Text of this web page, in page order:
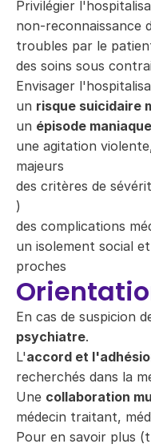
Privilégier
non-reconnaissance
troubles par le
des soins sous
Envisager
un risque suicidaire
un épisode
une agitation
majeurs
des critères de
)
des complications
un isolement social
proches
En cas de suspicion
psychiatre.
L'accord et
recherchés dans la
Une collaboration
médecin traitant,
Pour en savoir plus